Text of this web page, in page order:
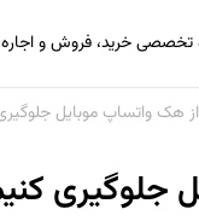
تخصصی خرید، فروش و اجاره
هک واتساپ موبایل
جلوگیری